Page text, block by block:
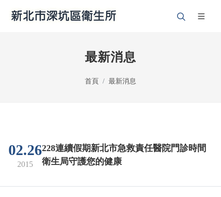
最新消息
首頁 最新消息
02.26
2015
228連續假期新北市急救責任醫院門診時間
衛生局守護您的健康